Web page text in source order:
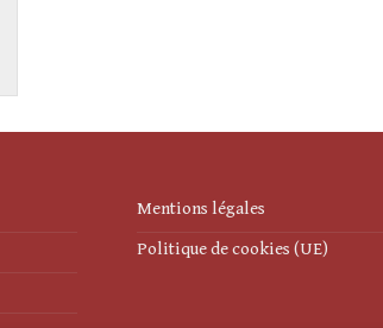
Mentions légales
Politique de cookies (UE)